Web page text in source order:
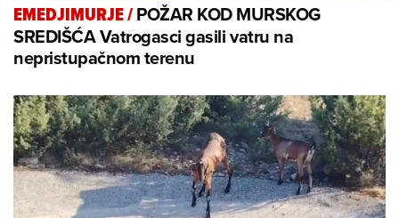
EMEDJIMURJE/POŽAR KOD MURSKOG
SREDIŠĆA Vatrogasci gasili vatru na
nepristupačnom terenu